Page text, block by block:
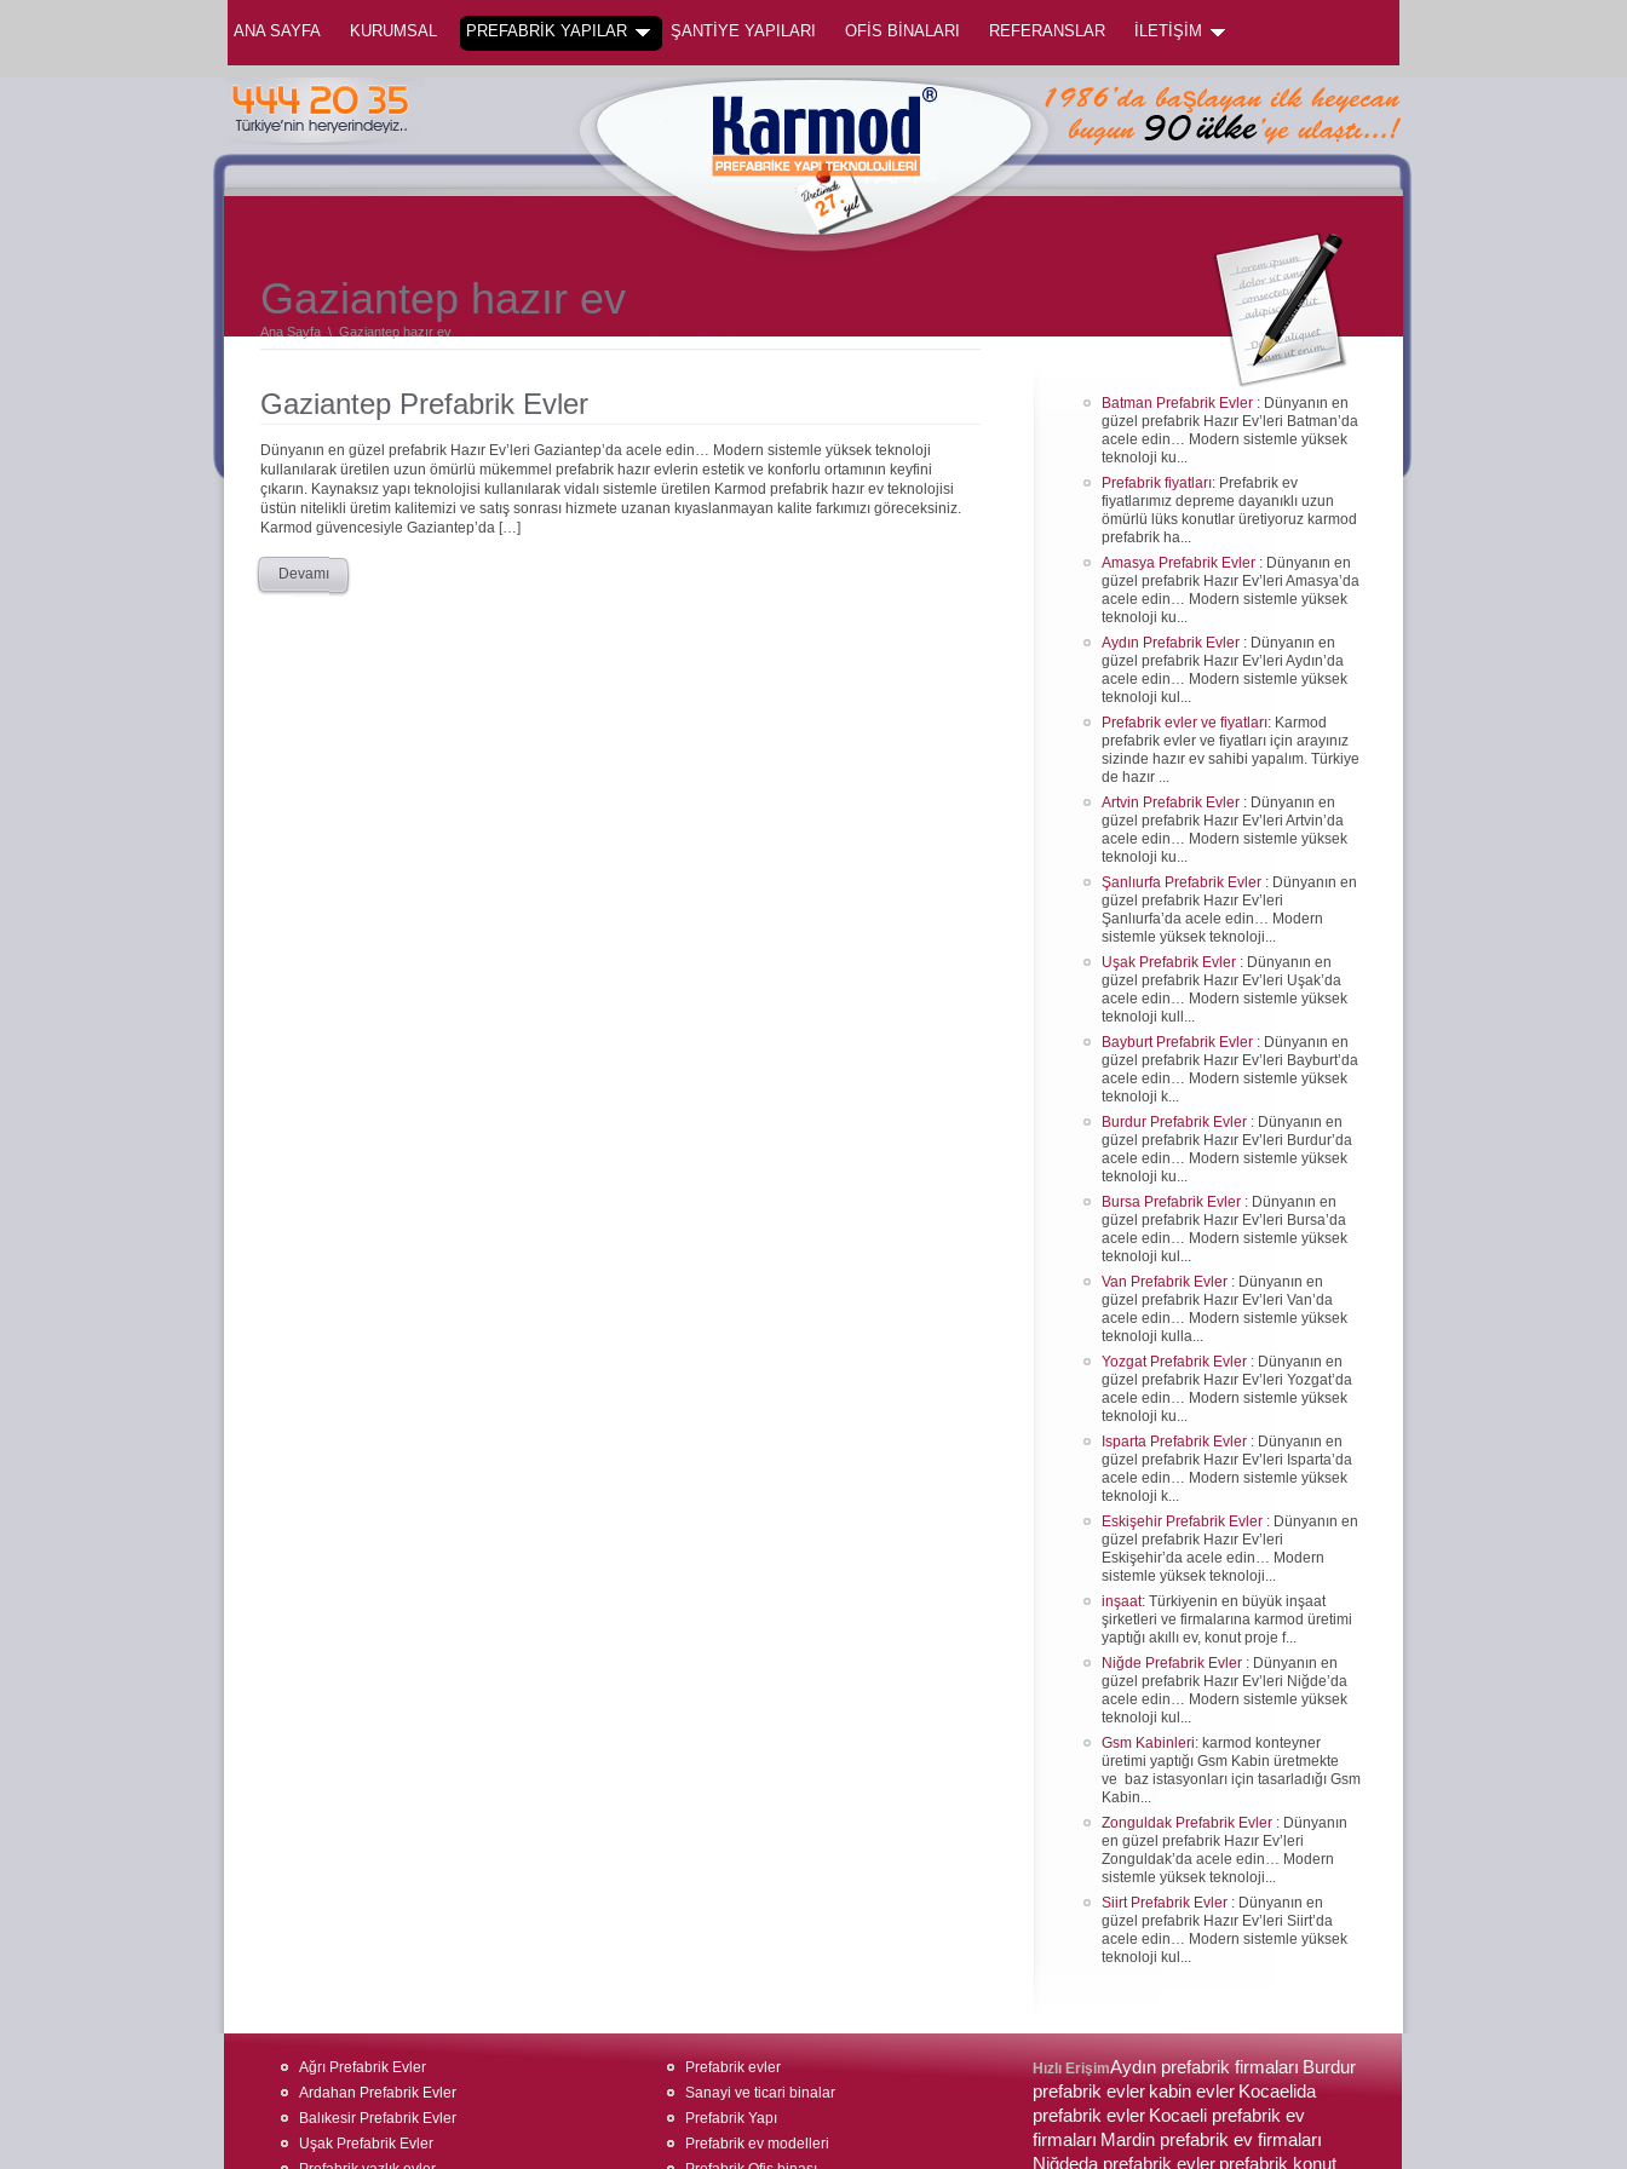
ANA SAYFA KURUMSAL PREFABRİK YAPILAR ŞANTİYE YAPILARI OFİS BİNALARI REFERANSLAR İLETİŞİM
Gaziantep hazır ev
Ana Sayfa \ Gaziantep hazır ev
Gaziantep Prefabrik Evler
Dünyanın en güzel prefabrik Hazır Ev’leri Gaziantep’da acele edin… Modern sistemle yüksek teknoloji
kullanılarak üretilen uzun ömürlü mükemmel prefabrik hazır evlerin estetik ve konforlu ortamının keyfini
çıkarın. Kaynaksız yapı teknolojisi kullanılarak vidalı sistemle üretilen Karmod prefabrik hazır ev teknolojisi
üstün nitelikli üretim kalitemizi ve satış sonrası hizmete uzanan kıyaslanmayan kalite farkımızı göreceksiniz.
Karmod güvencesiyle Gaziantep’da […]
Devamı
Batman Prefabrik Evler : Dünyanın en
güzel prefabrik Hazır Ev’leri Batman’da
acele edin… Modern sistemle yüksek
teknoloji ku...
Prefabrik fiyatları: Prefabrik ev
fiyatlarımız depreme dayanıklı uzun
ömürlü lüks konutlar üretiyoruz karmod
prefabrik ha...
Amasya Prefabrik Evler : Dünyanın en
güzel prefabrik Hazır Ev’leri Amasya’da
acele edin… Modern sistemle yüksek
teknoloji ku...
Aydın Prefabrik Evler : Dünyanın en
güzel prefabrik Hazır Ev’leri Aydın’da
acele edin… Modern sistemle yüksek
teknoloji kul...
Prefabrik evler ve fiyatları: Karmod
prefabrik evler ve fiyatları için arayınız
sizinde hazır ev sahibi yapalım. Türkiye
de hazır ...
Artvin Prefabrik Evler : Dünyanın en
güzel prefabrik Hazır Ev’leri Artvin’da
acele edin… Modern sistemle yüksek
teknoloji ku...
Şanlıurfa Prefabrik Evler : Dünyanın en
güzel prefabrik Hazır Ev’leri
Şanlıurfa’da acele edin… Modern
sistemle yüksek teknoloji...
Uşak Prefabrik Evler : Dünyanın en
güzel prefabrik Hazır Ev’leri Uşak’da
acele edin… Modern sistemle yüksek
teknoloji kull...
Bayburt Prefabrik Evler : Dünyanın en
güzel prefabrik Hazır Ev’leri Bayburt’da
acele edin… Modern sistemle yüksek
teknoloji k...
Burdur Prefabrik Evler : Dünyanın en
güzel prefabrik Hazır Ev’leri Burdur’da
acele edin… Modern sistemle yüksek
teknoloji ku...
Bursa Prefabrik Evler : Dünyanın en
güzel prefabrik Hazır Ev’leri Bursa’da
acele edin… Modern sistemle yüksek
teknoloji kul...
Van Prefabrik Evler : Dünyanın en
güzel prefabrik Hazır Ev’leri Van’da
acele edin… Modern sistemle yüksek
teknoloji kulla...
Yozgat Prefabrik Evler : Dünyanın en
güzel prefabrik Hazır Ev’leri Yozgat’da
acele edin… Modern sistemle yüksek
teknoloji ku...
Isparta Prefabrik Evler : Dünyanın en
güzel prefabrik Hazır Ev’leri Isparta’da
acele edin… Modern sistemle yüksek
teknoloji k...
Eskişehir Prefabrik Evler : Dünyanın en
güzel prefabrik Hazır Ev’leri
Eskişehir’da acele edin… Modern
sistemle yüksek teknoloji...
inşaat: Türkiyenin en büyük inşaat
şirketleri ve firmalarına karmod üretimi
yaptığı akıllı ev, konut proje f...
Niğde Prefabrik Evler : Dünyanın en
güzel prefabrik Hazır Ev’leri Niğde’da
acele edin… Modern sistemle yüksek
teknoloji kul...
Gsm Kabinleri: karmod konteyner
üretimi yaptığı Gsm Kabin üretmekte
ve baz istasyonları için tasarladığı Gsm
Kabin...
Zonguldak Prefabrik Evler : Dünyanın
en güzel prefabrik Hazır Ev’leri
Zonguldak’da acele edin… Modern
sistemle yüksek teknoloji...
Siirt Prefabrik Evler : Dünyanın en
güzel prefabrik Hazır Ev’leri Siirt’da
acele edin… Modern sistemle yüksek
teknoloji kul...
Ağrı Prefabrik Evler
Ardahan Prefabrik Evler
Balıkesir Prefabrik Evler
Uşak Prefabrik Evler
Prefabrik evler
Sanayi ve ticari binalar
Prefabrik Yapı
Prefabrik ev modelleri
Hızlı ErişimAydın prefabrik firmaları Burdur
prefabrik evler kabin evler Kocaelida
prefabrik evler Kocaeli prefabrik ev
firmaları Mardin prefabrik ev firmaları
Niğdeda prefabrik evler prefabrik konut